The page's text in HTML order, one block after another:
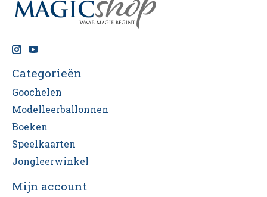
Categorieën
Goochelen
Modelleerballonnen
Boeken
Speelkaarten
Jongleerwinkel
Mijn account